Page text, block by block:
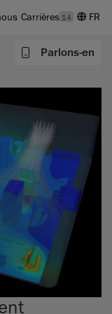
Carrières 14
Parlons-en